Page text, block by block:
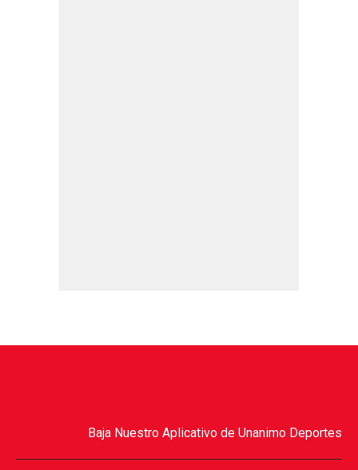
Baja Nuestro Aplicativo de Unanimo Deportes